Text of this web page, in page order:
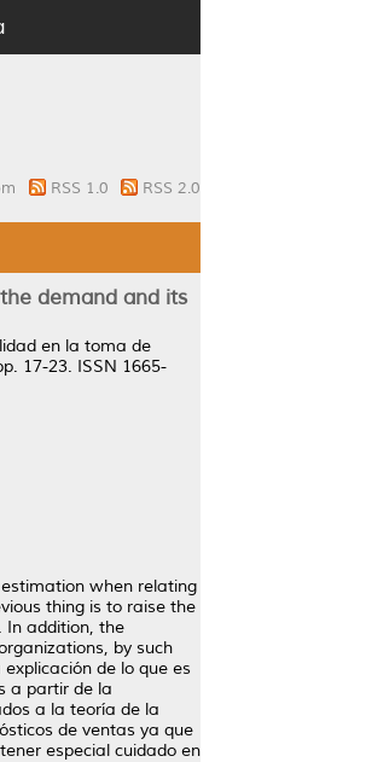
RSS 1.0 RSS 2.0
demand and its
en la toma de
17-23. ISSN 1665-
when relating
thing is to raise the
In addition, the
by such
de lo que es
a partir de la
a la teoría de la
de ventas ya que
especial cuidado en